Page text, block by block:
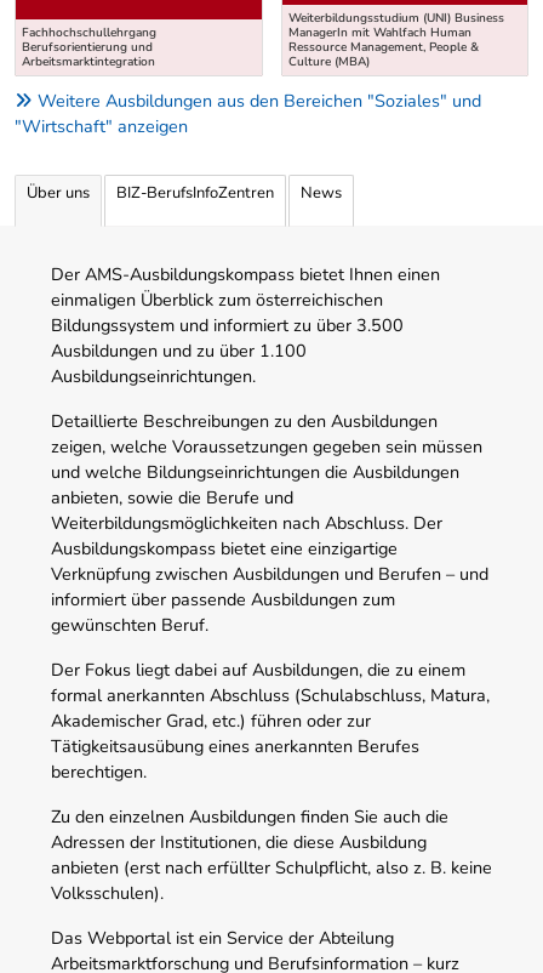
Fachhochschullehrgang
Berufsorientierung und
Arbeitsmarktintegration
Weiterbildungsstudium (UNI) Business
ManagerIn mit Wahlfach Human
Ressource Management, People &
Culture (MBA)
Weitere Ausbildungen aus den Bereichen "Soziales" und
"Wirtschaft" anzeigen
Über uns BIZ-BerufsInfoZentren News
Der AMS-Ausbildungskompass bietet Ihnen einen
einmaligen Überblick zum österreichischen
Bildungssystem und informiert zu über 3.500
Ausbildungen und zu über 1.100
Ausbildungseinrichtungen.
Detaillierte Beschreibungen zu den Ausbildungen
zeigen, welche Voraussetzungen gegeben sein müssen
und welche Bildungseinrichtungen die Ausbildungen
anbieten, sowie die Berufe und
Weiterbildungsmöglichkeiten nach Abschluss. Der
Ausbildungskompass bietet eine einzigartige
Verknüpfung zwischen Ausbildungen und Berufen – und
informiert über passende Ausbildungen zum
gewünschten Beruf.
Der Fokus liegt dabei auf Ausbildungen, die zu einem
formal anerkannten Abschluss (Schulabschluss, Matura,
Akademischer Grad, etc.) führen oder zur
Tätigkeitsausübung eines anerkannten Berufes
berechtigen.
Zu den einzelnen Ausbildungen finden Sie auch die
Adressen der Institutionen, die diese Ausbildung
anbieten (erst nach erfüllter Schulpflicht, also z. B. keine
Volksschulen).
Das Webportal ist ein Service der Abteilung
Arbeitsmarktforschung und Berufsinformation – kurz